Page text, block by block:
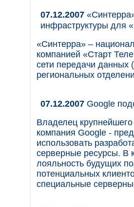
07.12.2007
инфраструктуры для
«Синтерра» –
компанией «Старт
сети передачи данных
региональных
07.12.2007 Google
Владелец
компания Google -
использовать
серверные ресурсы. В
лояльность будущих
потенциальных
специальные